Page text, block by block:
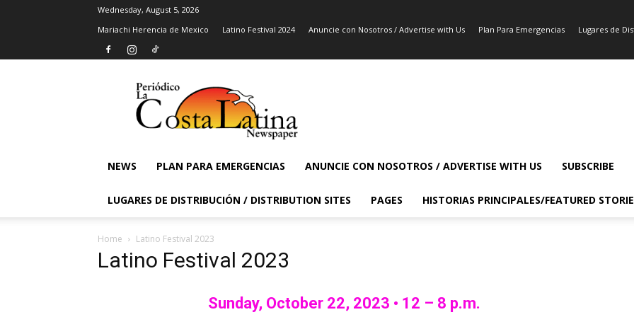
Wednesday, August 5, 2026
Mariachi Herencia de Mexico
Latino Festival 2024 Anuncie con Nosotros / Advertise with Us Plan Para Emergencias Lugares de
La
Costa
Latina
Newspaper
NEWS PLAN PARA EMERGENCIAS ANUNCIE CON NOSOTROS / ADVERTISE WITH US SUBSCRIBE
LUGARES DE DISTRIBUCIÓN / DISTRIBUTION SITES PAGES HISTORIAS PRINCIPALES/FEATURED
Home Latino Festival 2023
Latino Festival 2023
Sunday, October 22, 2023 • 12 – 8 p.m.